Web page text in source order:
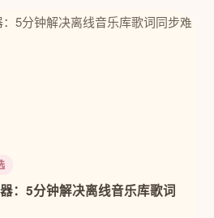
：5分钟解决离线音乐库歌词